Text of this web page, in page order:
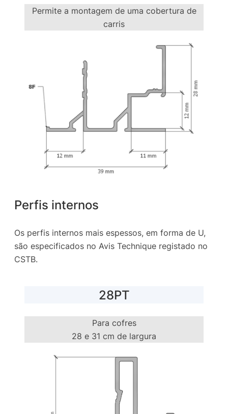
Permite a montagem de uma cobertura de
carris
Perfis internos
Os perfis internos mais espessos, em forma de U,
são especificados no Avis Technique registado no
CSTB.
28PT
Para cofres
28 e 31 cm de largura